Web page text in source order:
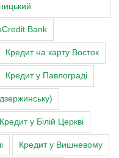
Bank
Кредит на карту Восток
Кредит у Павлограді
Кредит у Білій Церкві
Кредит у Вишневому